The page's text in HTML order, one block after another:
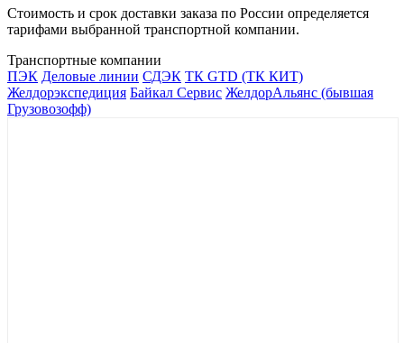
Стоимость и срок доставки заказа по России определяется
тарифами выбранной транспортной компании.
Транспортные компании
ПЭК Деловые линии СДЭК ТК GTD (ТК КИТ)
Желдорэкспедиция Байкал Сервис ЖелдорАльянс (бывшая
Грузовозофф)